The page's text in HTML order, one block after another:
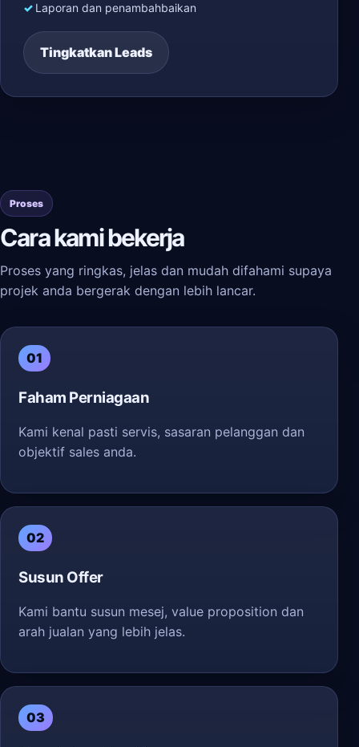
Laporan dan penambahbaikan
Tingkatkan Leads
Proses
Cara kami bekerja
Proses yang ringkas, jelas dan mudah difahami supaya
projek anda bergerak dengan lebih lancar.
01
Faham Perniagaan
Kami kenal pasti servis, sasaran pelanggan dan
objektif sales anda.
02
Susun Offer
Kami bantu susun mesej, value proposition dan
arah jualan yang lebih jelas.
03